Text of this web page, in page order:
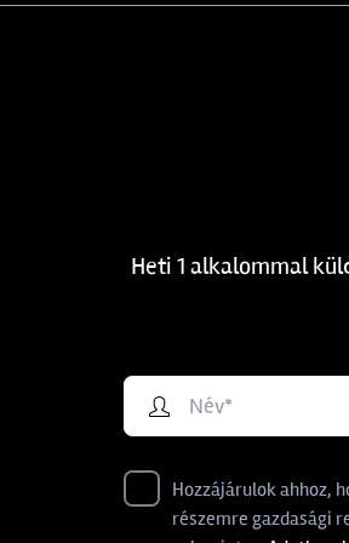
Heti 1 alkalommal
Hozzájárulok ahhoz,
részemre gazdasági